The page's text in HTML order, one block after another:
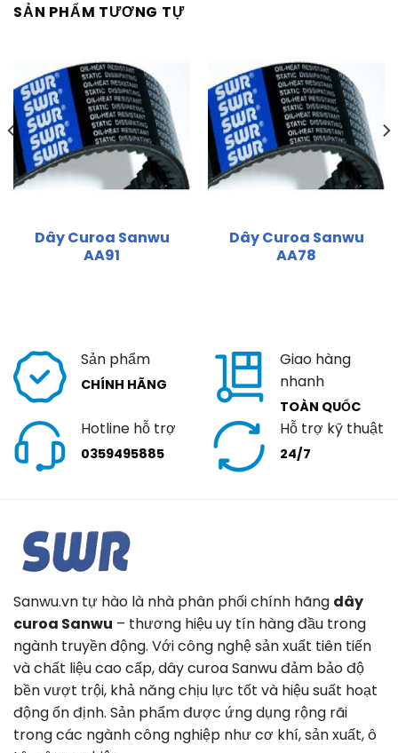
SẢN PHẨM TƯƠNG TỰ
Dây Curoa Sanwu
AA91
Dây Curoa Sanwu
AA78
Sản phẩm
CHÍNH HÃNG
Giao hàng
nhanh
TOÀN QUỐC
Hotline hỗ trợ
0359495885
Hỗ trợ kỹ thuật
24/7
Sanwu.vn tự hào là nhà phân phối chính hãng dây
curoa Sanwu – thương hiệu uy tín hàng đầu trong
ngành truyền động. Với công nghệ sản xuất tiên tiến
và chất liệu cao cấp, dây curoa Sanwu đảm bảo độ
bền vượt trội, khả năng chịu lực tốt và hiệu suất hoạt
động ổn định. Sản phẩm được ứng dụng rộng rãi
trong các ngành công nghiệp như cơ khí, sản xuất, ô